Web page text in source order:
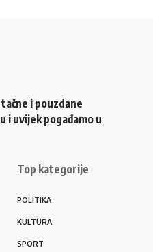
i pouzdane
i uvijek pogađamo u
Top kategorije
POLITIKA
KULTURA
SPORT